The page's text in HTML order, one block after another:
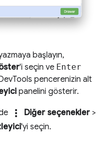
başlayın,
'i seçin ve Enter
pencerenizin alt
panelini gösterir.
more_vert Diğer seçenekler >
'yi seçin.